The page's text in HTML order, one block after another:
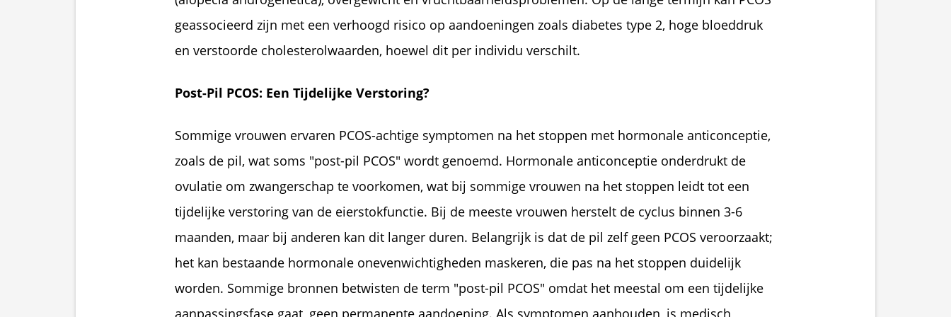
geassocieerd zijn met een verhoogd risico op aandoeningen zoals diabetes type 2, hoge bloeddruk
en verstoorde cholesterolwaarden, hoewel dit per individu verschilt.
Post-Pil PCOS: Een Tijdelijke Verstoring?
Sommige vrouwen ervaren PCOS-achtige symptomen na het stoppen met hormonale anticonceptie,
zoals de pil, wat soms "post-pil PCOS" wordt genoemd. Hormonale anticonceptie onderdrukt de
ovulatie om zwangerschap te voorkomen, wat bij sommige vrouwen na het stoppen leidt tot een
tijdelijke verstoring van de eierstokfunctie. Bij de meeste vrouwen herstelt de cyclus binnen 3-6
maanden, maar bij anderen kan dit langer duren. Belangrijk is dat de pil zelf geen PCOS veroorzaakt;
het kan bestaande hormonale onevenwichtigheden maskeren, die pas na het stoppen duidelijk
worden. Sommige bronnen betwisten de term "post-pil PCOS" omdat het meestal om een tijdelijke
aanpassingsfase gaat, geen permanente aandoening. Als symptomen aanhouden, is medisch